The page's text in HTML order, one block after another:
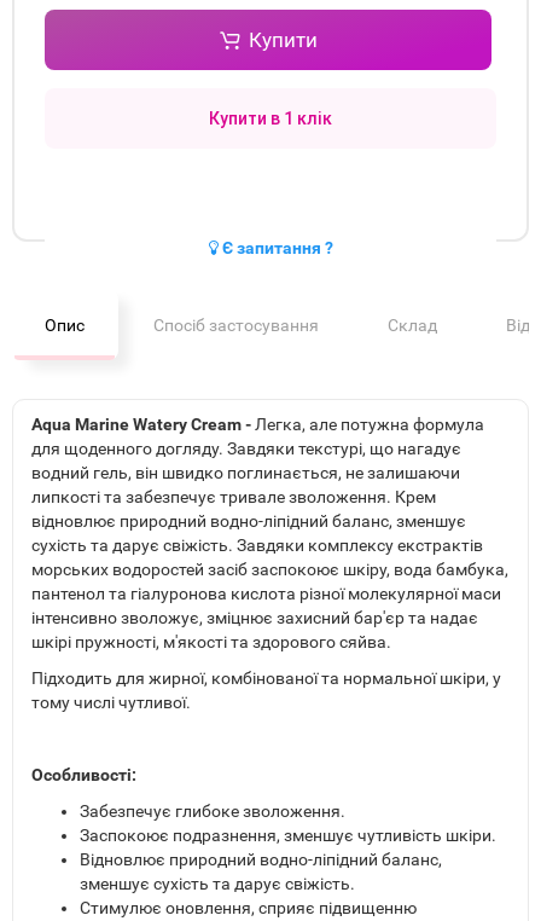
Купити
Купити в 1 клік
Є запитання ?
Опис Спосіб застосування Склад
Aqua Marine Watery Cream - Легка, але потужна формула
для щоденного догляду. Завдяки текстурі, що нагадує
водний гель, він швидко поглинається, не залишаючи
липкості та забезпечує тривале зволоження. Крем
відновлює природний водно-ліпідний баланс, зменшує
сухість та дарує свіжість. Завдяки комплексу екстрактів
морських водоростей засіб заспокоює шкіру, вода бамбука,
пантенол та гіалуронова кислота різної молекулярної маси
інтенсивно зволожує, зміцнює захисний бар'єр та надає
шкірі пружності, м'якості та здорового сяйва.
Підходить для жирної, комбінованої та нормальної шкіри, у
тому числі чутливої.
Особливості:
Забезпечує глибоке зволоження.
Заспокоює подразнення, зменшує чутливість шкіри.
Відновлює природний водно-ліпідний баланс,
зменшує сухість та дарує свіжість.
Стимулює оновлення, сприяє підвищенню